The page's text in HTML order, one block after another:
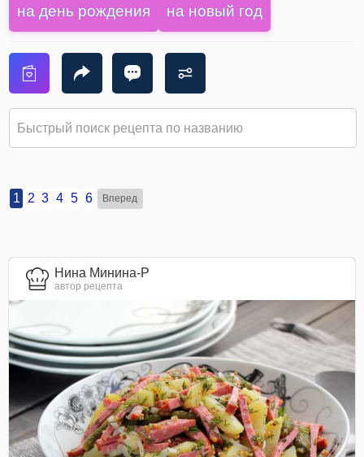
на день рождения на новый год
1 2 3 4 5 6 Вперед
Нина Минина-Р
автор рецепта